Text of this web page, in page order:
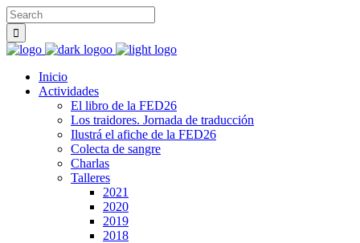
Inicio
Actividades
El libro de la FED26
Los traidores. Jornada de traducción
Ilustrá el afiche de la FED26
Colecta de sangre
Charlas
Talleres
2021
2020
2019
2018